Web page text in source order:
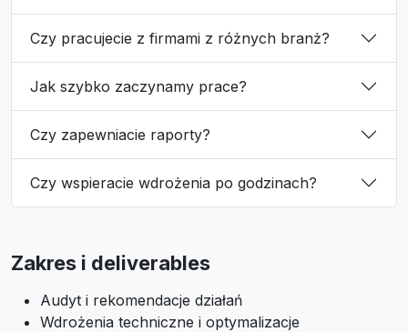
Czy pracujecie z firmami z różnych branż?
Jak szybko zaczynamy prace?
Czy zapewniacie raporty?
Czy wspieracie wdrożenia po godzinach?
Zakres i deliverables
Audyt i rekomendacje działań
Wdrożenia techniczne i optymalizacje